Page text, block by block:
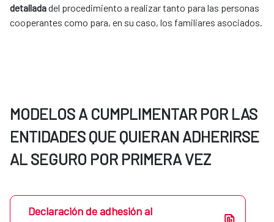
detalladadel procedimiento a realizar tanto para las personas
cooperantes como para, en su caso, los familiares asociados.
MODELOS A CUMPLIMENTAR POR LAS
ENTIDADES QUE QUIERAN ADHERIRSE
AL SEGURO POR PRIMERA VEZ
Declaración de adhesión al